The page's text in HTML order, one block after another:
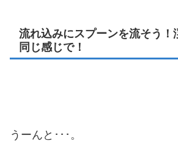
流れ込みにスプーンを流そう！
同じ感じで！
うーんと･･･。